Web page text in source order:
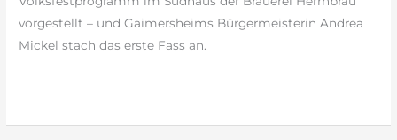
vorgestellt – und Gaimersheims Bürgermeisterin Andrea
Mickel stach das erste Fass an.